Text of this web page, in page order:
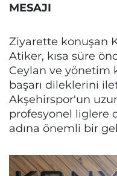
MESAJI
Ziyarette konuşan
Atiker, kısa süre
Ceylan ve yönetim
başarı dileklerini
Akşehirspor'un
profesyonel liglere
adına önemli bir